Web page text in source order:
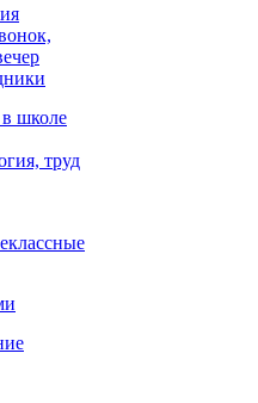
школе
труд